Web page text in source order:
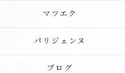
マツエク
パリジェンヌ
ブログ